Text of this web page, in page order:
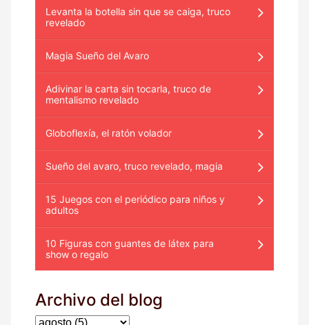
Levanta la botella sin que se caiga, truco
revelado
Magia Sueño del Avaro
Adivinar la carta sin tocarla, truco de
mentalismo revelado
Globoflexía, el ratón volador
Sueño del avaro, truco revelado, magia
15 Juegos con el periódico para niños y
adultos
10 Figuras con guantes de látex para
show o regalo
Archivo del blog